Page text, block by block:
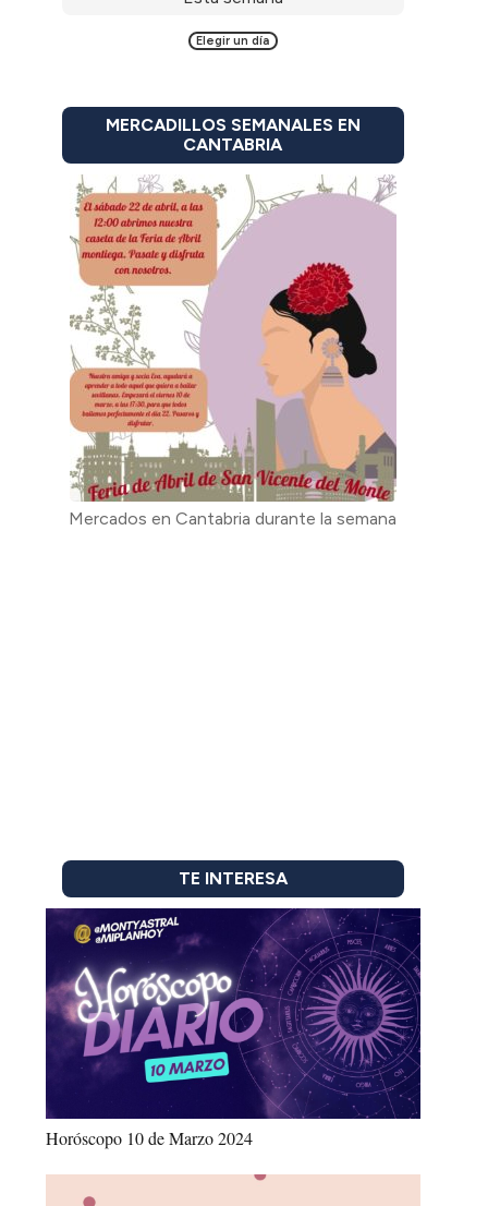
Elegir un día
MERCADILLOS SEMANALES EN
CANTABRIA
Mercados en Cantabria durante la semana
TE INTERESA
Horóscopo 10 de Marzo 2024